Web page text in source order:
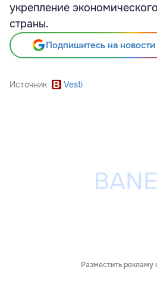
укрепление
страны.
Подпишитесь на
Источник Vesti
Разместить рекламу